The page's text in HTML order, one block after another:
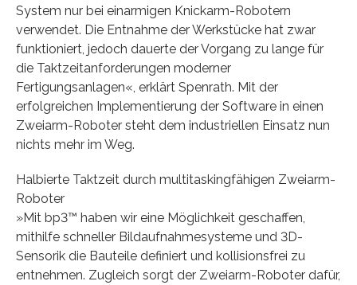
System nur bei einarmigen Knickarm-Robotern
verwendet. Die Entnahme der Werkstücke hat zwar
funktioniert, jedoch dauerte der Vorgang zu lange für
die Taktzeitanforderungen moderner
Fertigungsanlagen«, erklärt Spenrath. Mit der
erfolgreichen Implementierung der Software in einen
Zweiarm-Roboter steht dem industriellen Einsatz nun
nichts mehr im Weg.
Halbierte Taktzeit durch multitaskingfähigen Zweiarm-
Roboter
»Mit bp3™ haben wir eine Möglichkeit geschaffen,
mithilfe schneller Bildaufnahmesysteme und 3D-
Sensorik die Bauteile definiert und kollisionsfrei zu
entnehmen. Zugleich sorgt der Zweiarm-Roboter dafür,